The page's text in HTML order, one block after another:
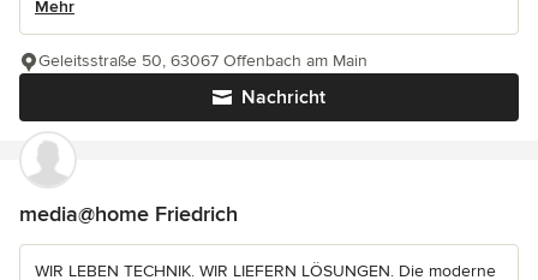
Mehr
Nachricht
Geleitsstraße 50, 63067 Offenbach am Main
media@home Friedrich
WIR LEBEN TECHNIK. WIR LIEFERN LÖSUNGEN. Die moderne